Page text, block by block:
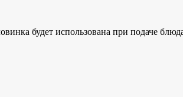
будет использована при подаче